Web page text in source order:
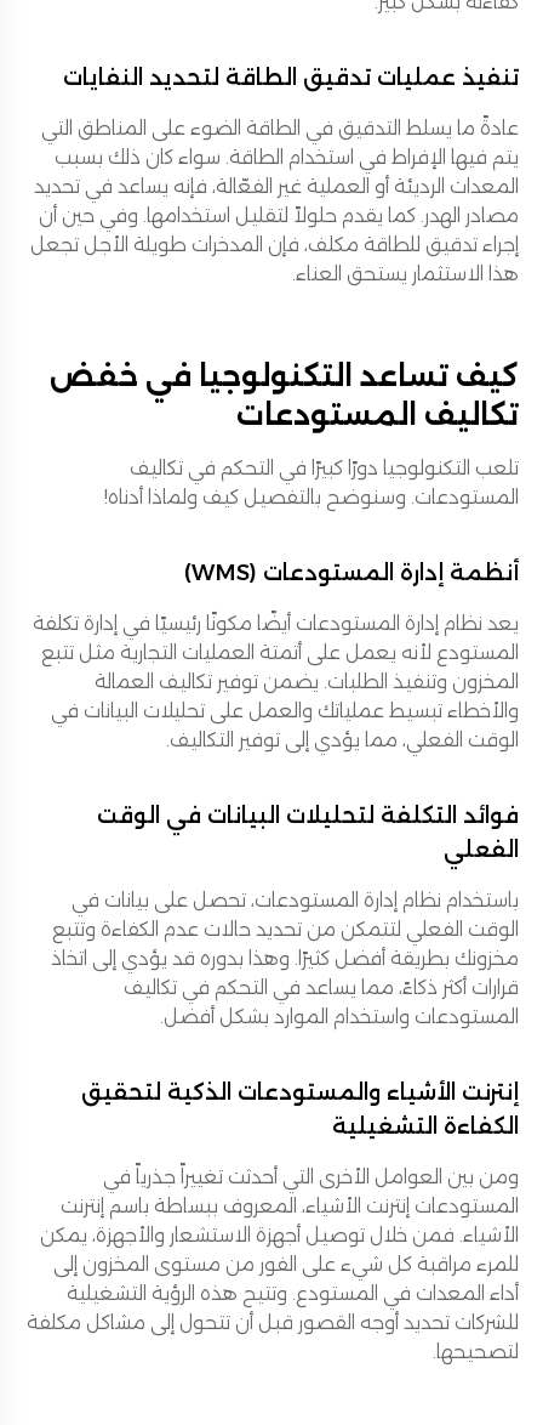
تنفيذ عمليات تدقيق الطاقة لتحديد النفايات
عادةً ما يسلط التدقيق في الطاقة الضوء على المناطق التي
يتم فيها الإفراط في استخدام الطاقة. سواء كان ذلك بسبب
المعدات الرديئة أو العملية غير الفعّالة، فإنه يساعد في تحديد
مصادر الهدر. كما يقدم حلولاً لتقليل استخدامها. وفي حين أن
إجراء تدقيق للطاقة مكلف، فإن المدخرات طويلة الأجل تجعل
هذا الاستثمار يستحق العناء.
كيف تساعد التكنولوجيا في خفض
تكاليف المستودعات
تلعب التكنولوجيا دورًا كبيرًا في التحكم في تكاليف
المستودعات. وسنوضح بالتفصيل كيف ولماذا أدناه!
أنظمة إدارة المستودعات (WMS)
يعد نظام إدارة المستودعات أيضًا مكونًا رئيسيًا في إدارة تكلفة
المستودع لأنه يعمل على أتمتة العمليات التجارية مثل تتبع
المخزون وتنفيذ الطلبات. يضمن توفير تكاليف العمالة
والأخطاء تبسيط عملياتك والعمل على تحليلات البيانات في
الوقت الفعلي، مما يؤدي إلى توفير التكاليف.
فوائد التكلفة لتحليلات البيانات في الوقت
الفعلي
باستخدام نظام إدارة المستودعات، تحصل على بيانات في
الوقت الفعلي لتتمكن من تحديد حالات عدم الكفاءة وتتبع
مخزونك بطريقة أفضل كثيرًا. وهذا بدوره قد يؤدي إلى اتخاذ
قرارات أكثر ذكاءً، مما يساعد في التحكم في تكاليف
المستودعات واستخدام الموارد بشكل أفضل.
إنترنت الأشياء والمستودعات الذكية لتحقيق
الكفاءة التشغيلية
ومن بين العوامل الأخرى التي أحدثت تغييراً جذرياً في
المستودعات إنترنت الأشياء، المعروف ببساطة باسم إنترنت
الأشياء. فمن خلال توصيل أجهزة الاستشعار والأجهزة، يمكن
للمرء مراقبة كل شيء على الفور من مستوى المخزون إلى
أداء المعدات في المستودع. وتتيح هذه الرؤية التشغيلية
للشركات تحديد أوجه القصور قبل أن تتحول إلى مشاكل مكلفة
لتصحيحها.